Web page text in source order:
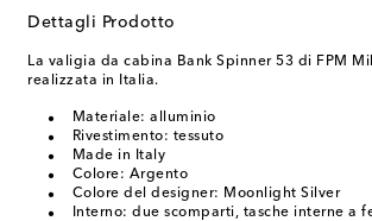
Dettagli Prodotto
La valigia da cabina Bank Spinner 53 di FPM
realizzata in Italia.
Materiale: alluminio
Rivestimento: tessuto
Made in Italy
Colore: Argento
Colore del designer: Moonlight Silver
Interno: due scomparti, tasche interne a